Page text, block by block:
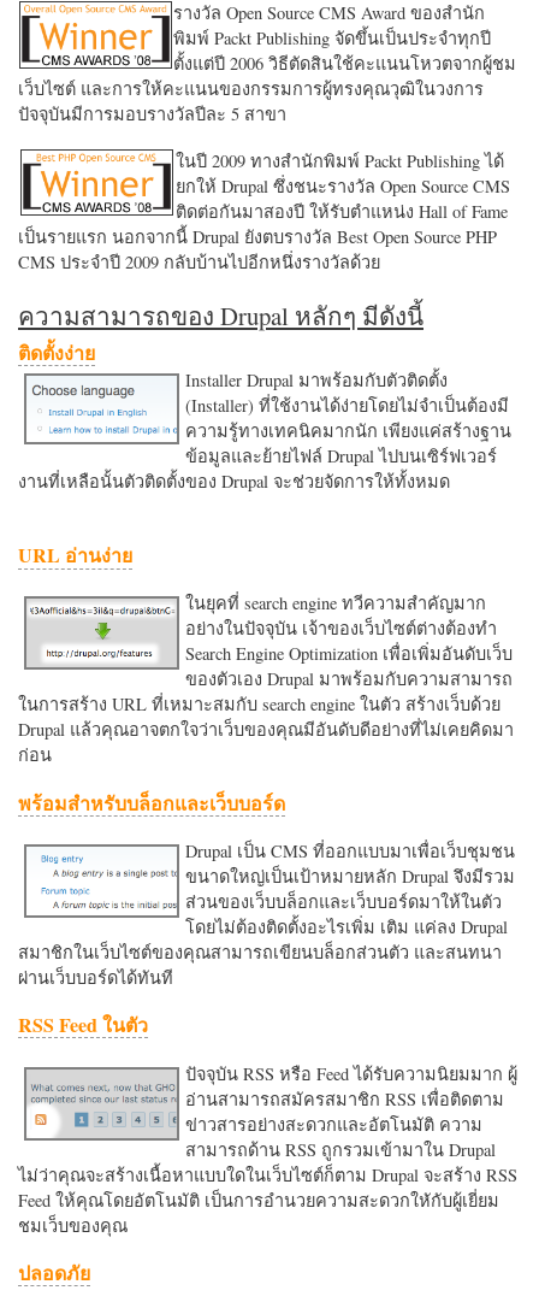
รางวัล Open Source CMS Award ของสำนัก
พิมพ์ Packt Publishing จัดขึ้นเป็นประจำทุกปี
ตั้งแต่ปี 2006 วิธีตัดสินใช้คะแนนโหวตจากผู้ชม
เว็บไซต์ และการให้คะแนนของกรรมการผู้ทรงคุณวุฒิในวงการ
ปัจจุบันมีการมอบรางวัลปีละ 5 สาขา
ในปี 2009 ทางสำนักพิมพ์ Packt Publishing ได้
ยกให้ Drupal ซึ่งชนะรางวัล Open Source CMS
ติดต่อกันมาสองปี ให้รับตำแหน่ง Hall of Fame
เป็นรายแรก นอกจากนี้ Drupal ยังตบรางวัล Best Open Source PHP
CMS ประจำปี 2009 กลับบ้านไปอีกหนึ่งรางวัลด้วย
ความสามารถของ Drupal หลักๆ มีดังนี้
ติดตั้งง่าย
Installer Drupal มาพร้อมกับตัวติดตั้ง
(Installer) ที่ใช้งานได้ง่ายโดยไม่จำเป็นต้องมี
ความรู้ทางเทคนิคมากนัก เพียงแค่สร้างฐาน
ข้อมูลและย้ายไฟล์ Drupal ไปบนเซิร์ฟเวอร์
งานที่เหลือนั้นตัวติดตั้งของ Drupal จะช่วยจัดการให้ทั้งหมด
URL อ่านง่าย
ในยุคที่ search engine ทวีความสำคัญมาก
อย่างในปัจจุบัน เจ้าของเว็บไซต์ต่างต้องทำ
Search Engine Optimization เพื่อเพิ่มอันดับเว็บ
ของตัวเอง Drupal มาพร้อมกับความสามารถ
ในการสร้าง URL ที่เหมาะสมกับ search engine ในตัว สร้างเว็บด้วย
Drupal แล้วคุณอาจตกใจว่าเว็บของคุณมีอันดับดีอย่างที่ไม่เคยคิดมา
ก่อน
พร้อมสำหรับบล็อกและเว็บบอร์ด
Drupal เป็น CMS ที่ออกแบบมาเพื่อเว็บชุมชน
ขนาดใหญ่เป็นเป้าหมายหลัก Drupal จึงมีรวม
ส่วนของเว็บบล็อกและเว็บบอร์ดมาให้ในตัว
โดยไม่ต้องติดตั้งอะไรเพิ่ม เติม แค่ลง Drupal
สมาชิกในเว็บไซต์ของคุณสามารถเขียนบล็อกส่วนตัว และสนทนา
ผ่านเว็บบอร์ดได้ทันที
RSS Feed ในตัว
ปัจจุบัน RSS หรือ Feed ได้รับความนิยมมาก ผู้
อ่านสามารถสมัครสมาชิก RSS เพื่อติดตาม
ข่าวสารอย่างสะดวกและอัตโนมัติ ความ
สามารถด้าน RSS ถูกรวมเข้ามาใน Drupal
ไม่ว่าคุณจะสร้างเนื้อหาแบบใดในเว็บไซต์ก็ตาม Drupal จะสร้าง RSS
Feed ให้คุณโดยอัตโนมัติ เป็นการอำนวยความสะดวกใหักับผู้เยี่ยม
ชมเว็บของคุณ
ปลอดภัย